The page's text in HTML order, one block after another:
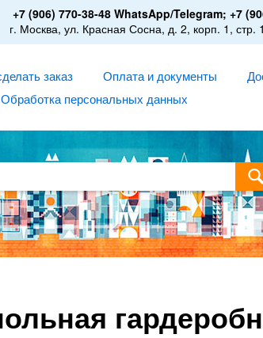
+7 (906) 770-38-48 WhatsApp/Telegram; +7
г. Москва, ул. Красная Сосна, д. 2, корп. 1, стр.
заказ Оплата и документы
Обработка персональных данных